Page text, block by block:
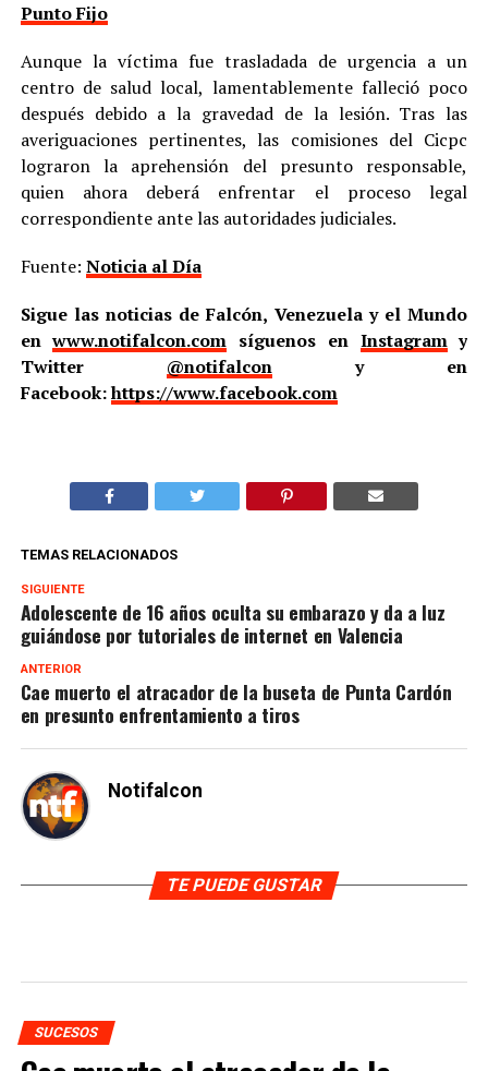
Punto Fijo
Aunque la víctima fue trasladada de urgencia a un
centro de salud local, lamentablemente falleció poco
después debido a la gravedad de la lesión. Tras las
averiguaciones pertinentes, las comisiones del Cicpc
lograron la aprehensión del presunto responsable,
quien ahora deberá enfrentar el proceso legal
correspondiente ante las autoridades judiciales.
Fuente: Noticia al Día
Sigue las noticias de Falcón, Venezuela y el Mundo
enwww.notifalcon.com síguenos en Instagramy
Twitter @notifalcony en
Facebook:https://www.facebook.com
TEMAS RELACIONADOS
SIGUIENTE
Adolescente de 16 años oculta su embarazo y da a luz
guiándose por tutoriales de internet en Valencia
ANTERIOR
Cae muerto el atracador de la buseta de Punta Cardón
en presunto enfrentamiento a tiros
Notifalcon
TE PUEDE GUSTAR
SUCESOS